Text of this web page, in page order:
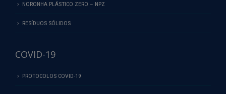
NORONHA PLÁSTICO ZERO – NPZ
RESÍDUOS SÓLIDOS
COVID-19
PROTOCOLOS COVID-19